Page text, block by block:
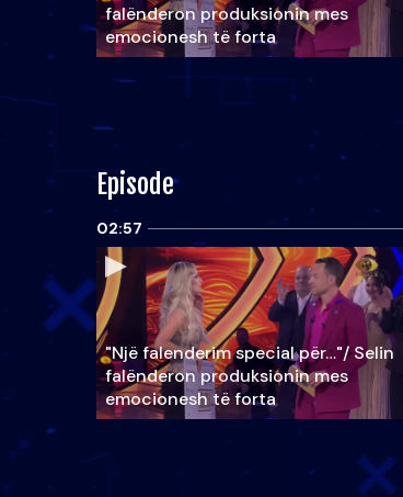
falënderon produksionin mes
emocionesh të forta
Episode
02:57
"Një falenderim special për…"/ Selin
falënderon produksionin mes
emocionesh të forta